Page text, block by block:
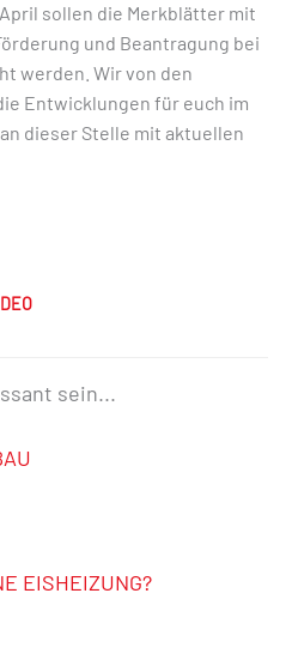
sollen die Merkblätter mit
und Beantragung bei
werden. Wir von den
Entwicklungen für euch im
dieser Stelle mit aktuellen
sein...
EISHEIZUNG?